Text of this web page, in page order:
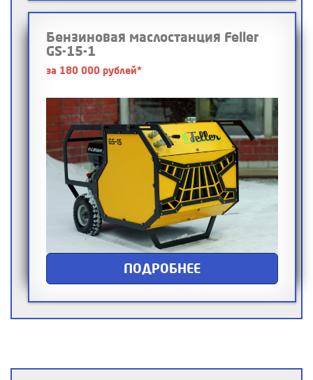
Бензиновая маслостанция Feller
GS-15-1
за 180 000 рублей*
ПОДРОБНЕЕ